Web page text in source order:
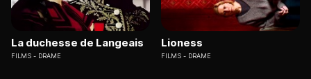
La duchesse de Langeais
FILMS DRAME
Lioness
FILMS DRAME